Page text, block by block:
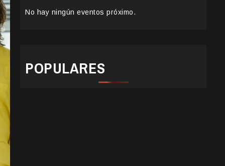
No hay ningún eventos próximo.
POPULARES